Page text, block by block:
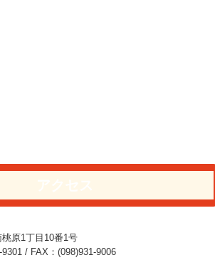
原1丁目10番1号
/ FAX：(098)931-9006